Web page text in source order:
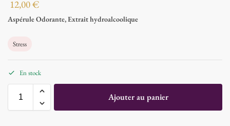
12,00€
Aspérule Odorante, Extrait hydroalcoolique
Stress
En stock
Ajouter au panier